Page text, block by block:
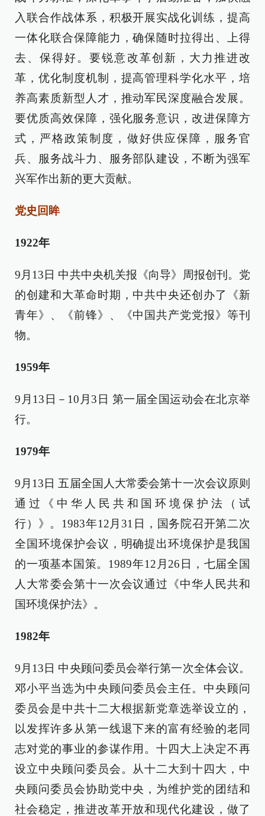
入联合作战体系，积极开展实战化训练，提高
一体化联合保障能力，确保随时拉得出、上得
去、保得好。要锐意改革创新，大力推进改
革，优化制度机制，提高管理科学化水平，培
养高素质新型人才，推动军民深度融合发展。
要优质高效保障，强化服务意识，改进保障方
式，严格政策制度，做好供应保障，服务官
兵、服务战斗力、服务部队建设，不断为强军
兴军作出新的更大贡献。
党史回眸
1922年
9月13日 中共中央机关报《向导》周报创刊。党
的创建和大革命时期，中共中央还创办了《新
青年》、《前锋》、《中国共产党党报》等刊
物。
1959年
9月13日－10月3日 第一届全国运动会在北京举
行。
1979年
9月13日 五届全国人大常委会第十一次会议原则
通过《中华人民共和国环境保护法（试
行）》。1983年12月31日，国务院召开第二次
全国环境保护会议，明确提出环境保护是我国
的一项基本国策。1989年12月26日，七届全国
人大常委会第十一次会议通过《中华人民共和
国环境保护法》。
1982年
9月13日 中央顾问委员会举行第一次全体会议。
邓小平当选为中央顾问委员会主任。中央顾问
委员会是中共十二大根据新党章选举设立的，
以发挥许多从第一线退下来的富有经验的老同
志对党的事业的参谋作用。十四大上决定不再
设立中央顾问委员会。从十二大到十四大，中
央顾问委员会协助党中央，为维护党的团结和
社会稳定，推进改革开放和现代化建设，做了